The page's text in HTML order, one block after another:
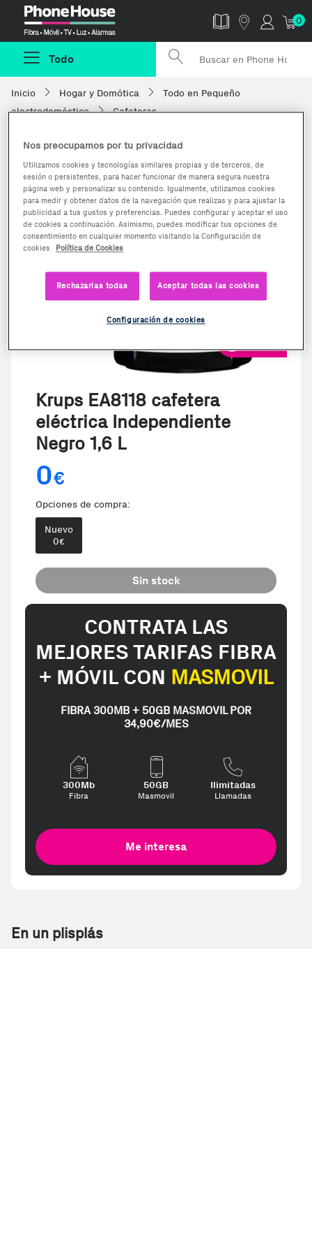
0
Todo
Inicio Hogar y Domótica
Todo en Pequeño
electrodoméstico
Cafeteras
Krups EA8118 cafetera
eléctrica Independiente
Negro 1,6 L
0€
Opciones de compra:
Nuevo
0€
Sin stock
CONTRATA LAS
MEJORES TARIFAS FIBRA
+ MÓVIL CON MASMOVIL
FIBRA 300MB + 50GB MASMOVIL POR
34,90€/MES
300Mb
Fibra
50GB
Masmovil
Ilimitadas
Llamadas
Me interesa
En un plisplás
Nos preocupamos por tu privacidad
Utilizamos cookies y tecnologías similares propias y de terceros, de
sesión o persistentes, para hacer funcionar de manera segura nuestra
página web y personalizar su contenido. Igualmente, utilizamos cookies
para medir y obtener datos de la navegación que realizas y para ajustar la
publicidad a tus gustos y preferencias. Puedes configurar y aceptar el uso
de cookies a continuación. Asimismo, puedes modificar tus opciones de
consentimiento en cualquier momento visitando la Configuración de
cookies
Política de Cookies
Rechazarlas todas Aceptar todas las cookies
Configuración de cookies